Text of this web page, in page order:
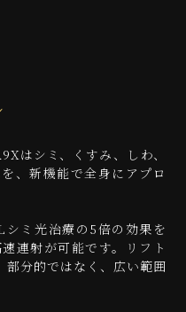
はシミ、くすみ、しわ、
、新機能で全身にアプロ
ミ光治療の5倍の効果を
連射が可能です。リフト
部分的ではなく、広い範囲